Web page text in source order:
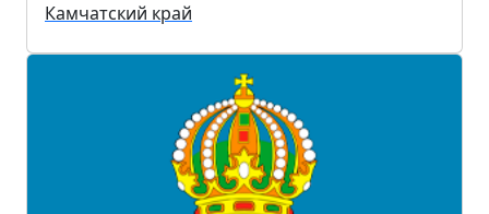
Камчатский край